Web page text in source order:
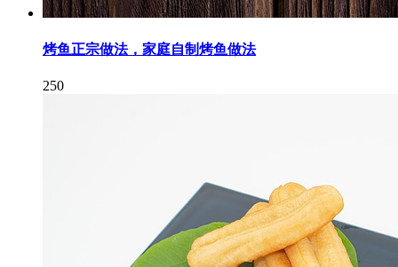
烤鱼正宗做法，家庭自制烤鱼做法
250